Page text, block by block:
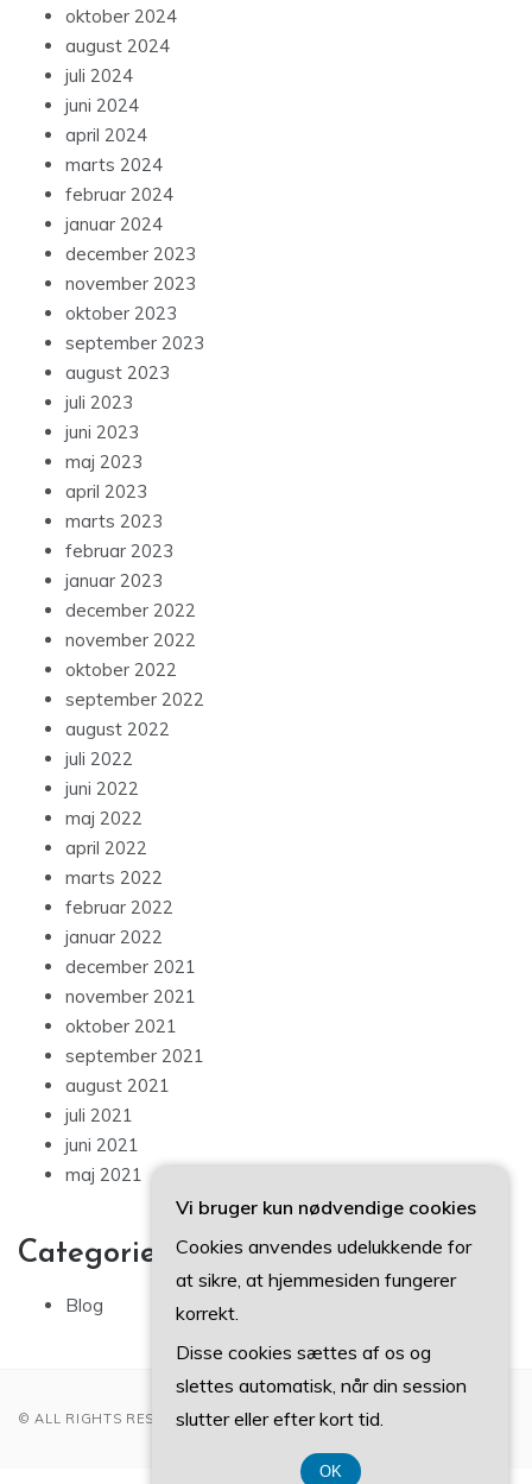
oktober 2024
august 2024
juli 2024
juni 2024
april 2024
marts 2024
februar 2024
januar 2024
december 2023
november 2023
oktober 2023
september 2023
august 2023
juli 2023
juni 2023
maj 2023
april 2023
marts 2023
februar 2023
januar 2023
december 2022
november 2022
oktober 2022
september 2022
august 2022
juli 2022
juni 2022
maj 2022
april 2022
marts 2022
februar 2022
januar 2022
december 2021
november 2021
oktober 2021
september 2021
august 2021
juli 2021
juni 2021
maj 2021
Categories
Blog
© ALL RIGHTS RESERVED 2022
Vi bruger kun nødvendige cookies
Cookies anvendes udelukkende for
at sikre, at hjemmesiden fungerer
korrekt.
Disse cookies sættes af os og
slettes automatisk, når din session
slutter eller efter kort tid.
OK